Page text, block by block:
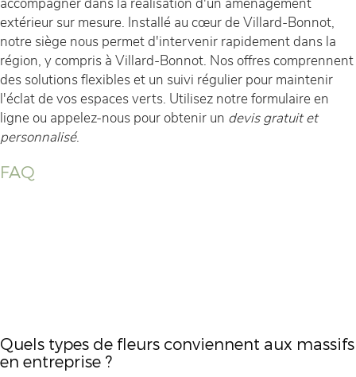
accompagner dans la réalisation d'un aménagement
extérieur sur mesure. Installé au cœur de Villard-Bonnot,
notre siège nous permet d'intervenir rapidement dans la
région, y compris à Villard-Bonnot. Nos offres comprennent
des solutions flexibles et un suivi régulier pour maintenir
l'éclat de vos espaces verts. Utilisez notre formulaire en
ligne ou appelez-nous pour obtenir un devis gratuit et
personnalisé.
FAQ
Quels types de fleurs conviennent aux massifs
en entreprise ?